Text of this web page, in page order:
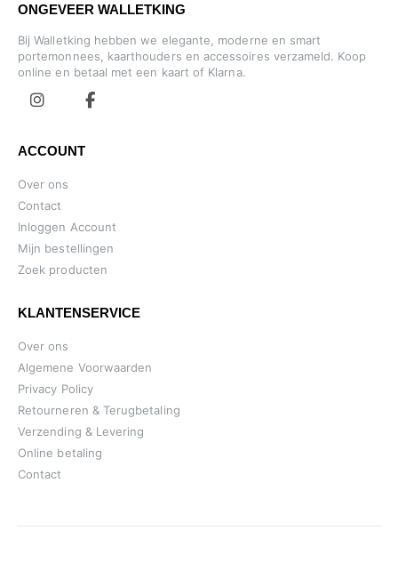
ONGEVEER WALLETKING
Bij Walletking hebben we elegante, moderne en smart
portemonnees, kaarthouders en accessoires verzameld. Koop
online en betaal met een kaart of Klarna.
ACCOUNT
Over ons
Contact
Inloggen Account
Mijn bestellingen
Zoek producten
KLANTENSERVICE
Over ons
Algemene Voorwaarden
Privacy Policy
Retourneren & Terugbetaling
Verzending & Levering
Online betaling
Contact